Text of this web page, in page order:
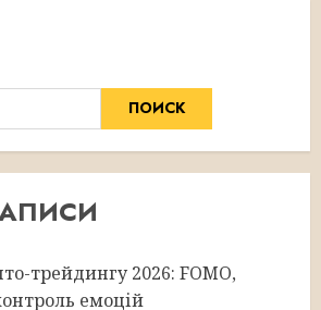
ПОИСК
трейдингу 2026: FOMO,
емоцій